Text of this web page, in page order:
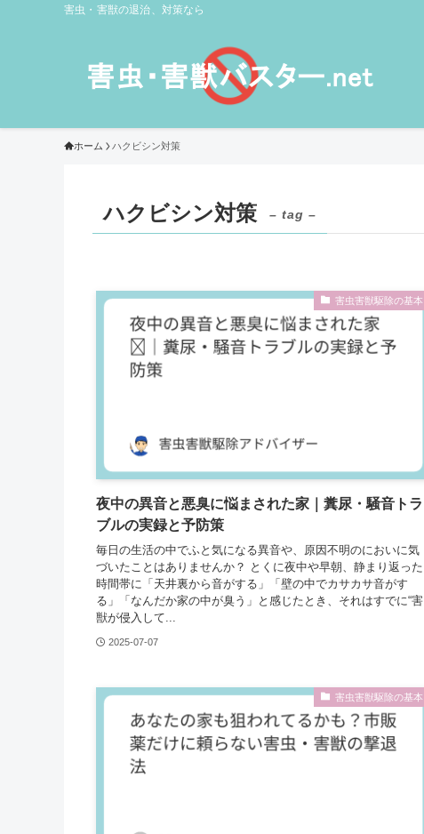
害虫・害獣の退治、対策なら
ホーム ハクビシン対策
ハクビシン対策 – tag –
害虫害獣駆除の基本
夜中の異音と悪臭に悩まされた家️｜糞尿・騒音トラ
ブルの実録と予防策
毎日の生活の中でふと気になる異音や、原因不明のにおいに気
づいたことはありませんか？ とくに夜中や早朝、静まり返った
時間帯に「天井裏から音がする」「壁の中でカサカサ音がす
る」「なんだか家の中が臭う」と感じたとき、それはすでに“害
獣が侵入して...
2025-07-07
害虫害獣駆除の基本